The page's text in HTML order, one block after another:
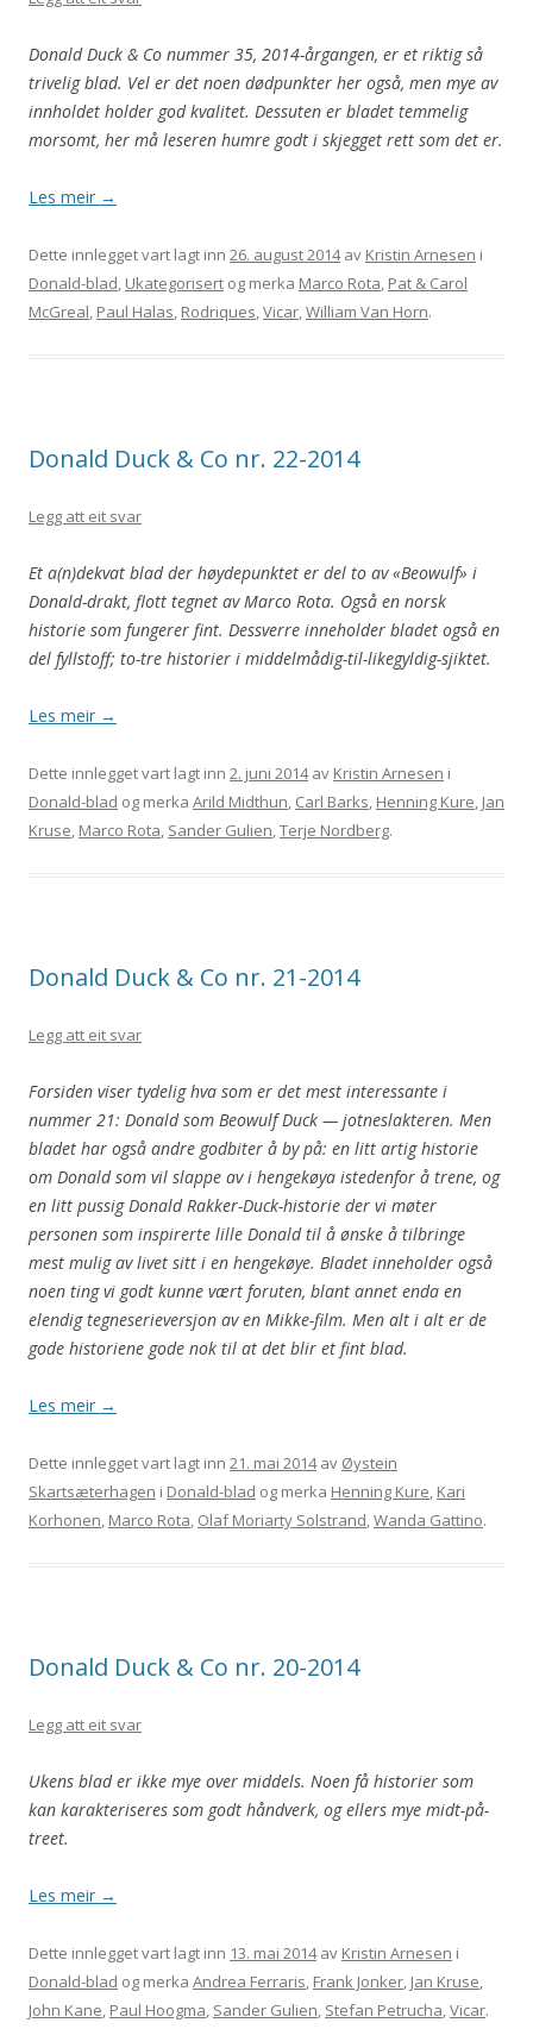
Donald Duck & Co nummer 35, 2014-årgangen, er et riktig så
trivelig blad. Vel er det noen dødpunkter her også, men mye av
innholdet holder god kvalitet. Dessuten er bladet temmelig
morsomt, her må leseren humre godt i skjegget rett som det er.
Les meir →
Dette innlegget vart lagt inn 26. august 2014av Kristin Arnesen i
Donald-blad, Ukategorisert og merka Marco Rota, Pat & Carol
McGreal, Paul Halas, Rodriques,Vicar,William Van Horn.
Donald Duck & Co nr. 22-2014
Legg att eit svar
Et a(n)dekvat blad der høydepunktet er del to av «Beowulf» i
Donald-drakt, flott tegnet av Marco Rota. Også en norsk
historie som fungerer fint. Dessverre inneholder bladet også en
del fyllstoff; to-tre historier i middelmådig-til-likegyldig-sjiktet.
Les meir →
Dette innlegget vart lagt inn 2. juni 2014av Kristin Arnesen i
Donald-blad og merka Arild Midthun, Carl Barks, Henning Kure, Jan
Kruse, Marco Rota, Sander Gulien,Terje Nordberg.
Donald Duck & Co nr. 21-2014
Legg att eit svar
Forsiden viser tydelig hva som er det mest interessante i
nummer 21: Donald som Beowulf Duck — jotneslakteren. Men
bladet har også andre godbiter å by på: en litt artig historie
om Donald som vil slappe av i hengekøya istedenfor å trene, og
en litt pussig Donald Rakker-Duck-historie der vi møter
personen som inspirerte lille Donald til å ønske å tilbringe
mest mulig av livet sitt i en hengekøye. Bladet inneholder også
noen ting vi godt kunne vært foruten, blant annet enda en
elendig tegneserieversjon av en Mikke-film. Men alt i alt er de
gode historiene gode nok til at det blir et fint blad.
Les meir →
Dette innlegget vart lagt inn 21. mai 2014av Øystein
Skartsæterhagen i Donald-blad og merka Henning Kure, Kari
Korhonen, Marco Rota, Olaf Moriarty Solstrand,Wanda Gattino.
Donald Duck & Co nr. 20-2014
Legg att eit svar
Ukens blad er ikke mye over middels. Noen få historier som
kan karakteriseres som godt håndverk, og ellers mye midt-på-
treet.
Les meir →
Dette innlegget vart lagt inn 13. mai 2014av Kristin Arnesen i
Donald-blad og merka Andrea Ferraris, Frank Jonker, Jan Kruse,
John Kane, Paul Hoogma, Sander Gulien, Stefan Petrucha,Vicar.